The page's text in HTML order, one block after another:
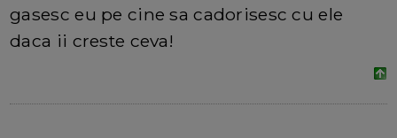
gasesc eu pe cine sa cadorisesc cu ele
daca ii creste ceva!